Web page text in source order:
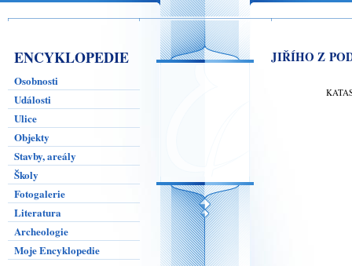
ENCYKLOPEDIE
Osobnosti
Události
Ulice
Objekty
Stavby, areály
Školy
Fotogalerie
Literatura
Archeologie
Moje Encyklopedie
JIŘÍHO Z